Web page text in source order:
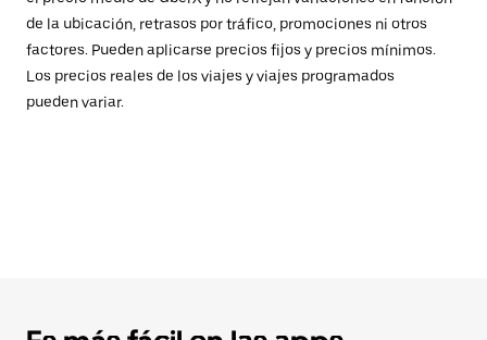
de la ubicación, retrasos por tráfico, promociones ni otros
factores. Pueden aplicarse precios fijos y precios mínimos.
Los precios reales de los viajes y viajes programados
pueden variar.